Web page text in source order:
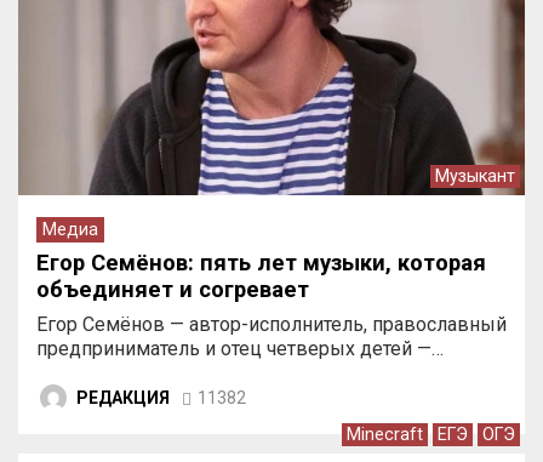
Музыкант
Медиа
Егор Семёнов: пять лет музыки, которая
объединяет и согревает
Егор Семёнов — автор-исполнитель, православный
предприниматель и отец четверых детей —…
РЕДАКЦИЯ 11382
Minecraft ЕГЭ ОГЭ